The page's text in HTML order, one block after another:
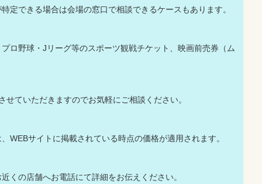
定できる場合は会場の窓口で相談できるケースもあります。
ロ野球・Jリーグ等のスポーツ観戦チケット、映画前売券（ム
ていただきますのでお気軽にご相談ください。
WEBサイトに掲載されている時点の価格が適用されます。
くの店舗へお電話にて詳細をお伝えください。